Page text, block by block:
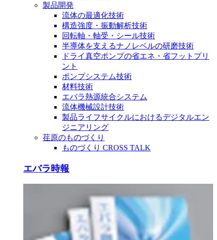
製品開発
流体の最適化技術
構造強度・振動解析技術
回転軸・軸受・シール技術
半導体を支えるナノレベルの研磨技術
ドライ真空ポンプの省エネ・省フットプリ
ント
ポンプシステム技術
材料技術
エバラ熱源統合システム
流体機械設計技術
製品ライフサイクルにおけるデジタルエン
ジニアリング
荏原のものづくり
ものづくり CROSS TALK
エバラ時報